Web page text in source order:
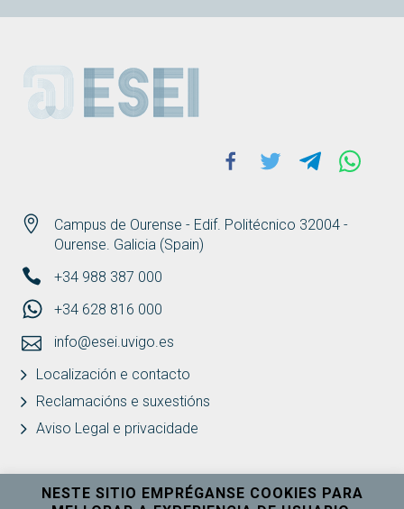
ESEI
Campus de Ourense - Edif. Politécnico 32004 -
Ourense. Galicia (Spain)
+34 988 387 000
+34 628 816 000
info@esei.uvigo.es
Localización e contacto
Reclamacións e suxestións
Aviso Legal e privacidade
Facebook
Twitter Telegram
NESTE SITIO EMPRÉGANSE COOKIES PARA